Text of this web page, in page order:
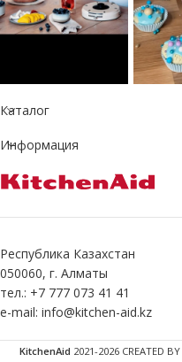
Каталог
Информация
Республика Казахстан
050060, г. Алматы
тел.: +7 777 073 41 41
e-mail: info@kitchen-aid.kz
KitchenAid 2021-2026 CREATED BY